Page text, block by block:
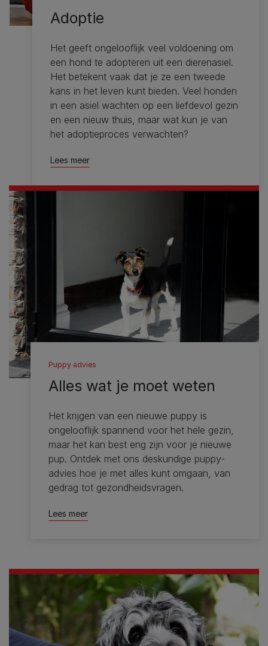
Adoptie
Het geeft ongelooflijk veel voldoening om
een ​​hond te adopteren uit een dierenasiel.
Het betekent vaak dat je ze een tweede
kans in het leven kunt bieden. Veel honden
in een asiel wachten op een liefdevol gezin
en een nieuw thuis, maar wat kun je van
het adoptieproces verwachten?
Lees meer
Puppy advies
Alles wat je moet weten
Het krijgen van een nieuwe puppy is
ongelooflijk spannend voor het hele gezin,
maar het kan best eng zijn voor je nieuwe
pup. Ontdek met ons deskundige puppy-
advies hoe je met alles kunt omgaan, van
gedrag tot gezondheidsvragen.
Lees meer